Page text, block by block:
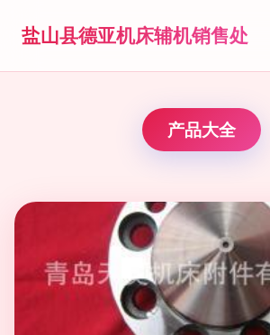
盐山县德亚机床辅机销售处
产品大全